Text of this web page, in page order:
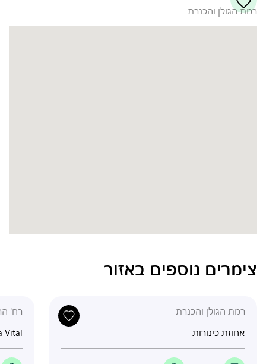
רמת הגולן והכנרת
צימרים נוספים באזור
רמת הגולן והכנרת
אחוזת כינורות
רח'
Vital